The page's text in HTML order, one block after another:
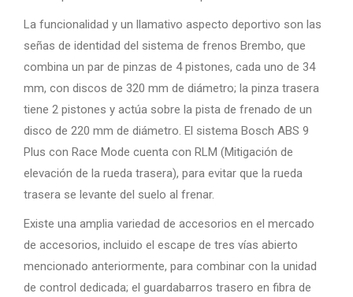
La funcionalidad y un llamativo aspecto deportivo son las
señas de identidad del sistema de frenos Brembo, que
combina un par de pinzas de 4 pistones, cada uno de 34
mm, con discos de 320 mm de diámetro; la pinza trasera
tiene 2 pistones y actúa sobre la pista de frenado de un
disco de 220 mm de diámetro. El sistema Bosch ABS 9
Plus con Race Mode cuenta con RLM (Mitigación de
elevación de la rueda trasera), para evitar que la rueda
trasera se levante del suelo al frenar.
Existe una amplia variedad de accesorios en el mercado
de accesorios, incluido el escape de tres vías abierto
mencionado anteriormente, para combinar con la unidad
de control dedicada; el guardabarros trasero en fibra de